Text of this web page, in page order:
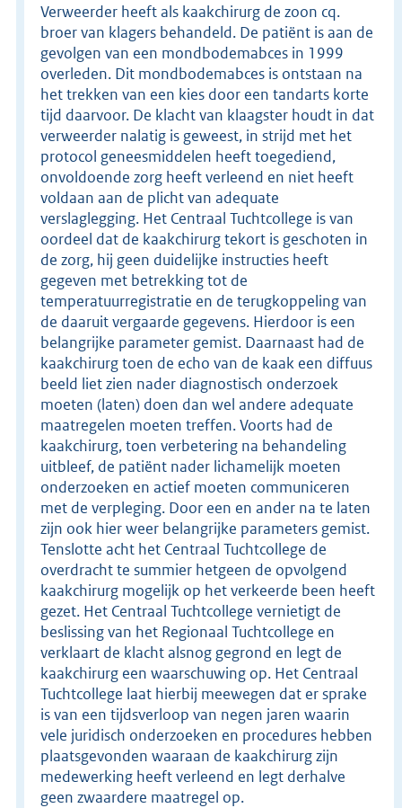
Verweerder heeft als kaakchirurg de zoon cq.
broer van klagers behandeld. De patiënt is aan de
gevolgen van een mondbodemabces in 1999
overleden. Dit mondbodemabces is ontstaan na
het trekken van een kies door een tandarts korte
tijd daarvoor. De klacht van klaagster houdt in dat
verweerder nalatig is geweest, in strijd met het
protocol geneesmiddelen heeft toegediend,
onvoldoende zorg heeft verleend en niet heeft
voldaan aan de plicht van adequate
verslaglegging. Het Centraal Tuchtcollege is van
oordeel dat de kaakchirurg tekort is geschoten in
de zorg, hij geen duidelijke instructies heeft
gegeven met betrekking tot de
temperatuurregistratie en de terugkoppeling van
de daaruit vergaarde gegevens. Hierdoor is een
belangrijke parameter gemist. Daarnaast had de
kaakchirurg toen de echo van de kaak een diffuus
beeld liet zien nader diagnostisch onderzoek
moeten (laten) doen dan wel andere adequate
maatregelen moeten treffen. Voorts had de
kaakchirurg, toen verbetering na behandeling
uitbleef, de patiënt nader lichamelijk moeten
onderzoeken en actief moeten communiceren
met de verpleging. Door een en ander na te laten
zijn ook hier weer belangrijke parameters gemist.
Tenslotte acht het Centraal Tuchtcollege de
overdracht te summier hetgeen de opvolgend
kaakchirurg mogelijk op het verkeerde been heeft
gezet. Het Centraal Tuchtcollege vernietigt de
beslissing van het Regionaal Tuchtcollege en
verklaart de klacht alsnog gegrond en legt de
kaakchirurg een waarschuwing op. Het Centraal
Tuchtcollege laat hierbij meewegen dat er sprake
is van een tijdsverloop van negen jaren waarin
vele juridisch onderzoeken en procedures hebben
plaatsgevonden waaraan de kaakchirurg zijn
medewerking heeft verleend en legt derhalve
geen zwaardere maatregel op.